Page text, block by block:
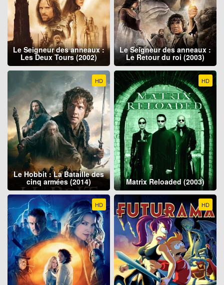
Le Seigneur des anneaux :
Les Deux Tours (2002)
Le Seigneur des anneaux :
Le Retour du roi (2003)
HD
Le Hobbit : La Bataille des
cinq armées (2014)
HD
Matrix Reloaded (2003)
HD HD